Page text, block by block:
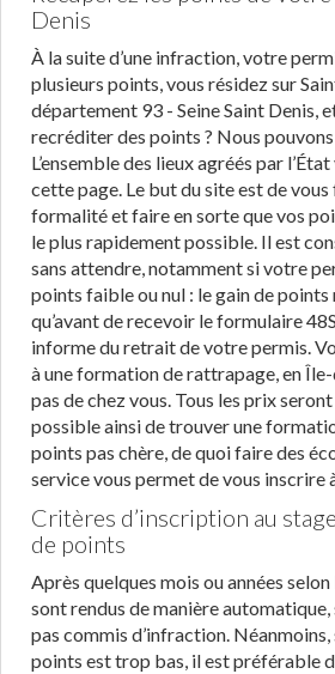
Denis
À la suite d’une infraction, votre
plusieurs points, vous résidez sur
département 93 - Seine Saint Denis,
recréditer des points ? Nous
L’ensemble des lieux agréés par
cette page. Le but du site est de
formalité et faire en sorte que vos
le plus rapidement possible. Il est
sans attendre, notamment si votre
points faible ou nul : le gain de points
qu’avant de recevoir le formulaire
informe du retrait de votre permis.
à une formation de rattrapage, en
pas de chez vous. Tous les prix
possible ainsi de trouver une
points pas chère, de quoi faire des
service vous permet de vous inscrire
Critères d’inscription au
de points
Après quelques mois ou années
sont rendus de manière automatique,
pas commis d’infraction.
points est trop bas, il est préférable